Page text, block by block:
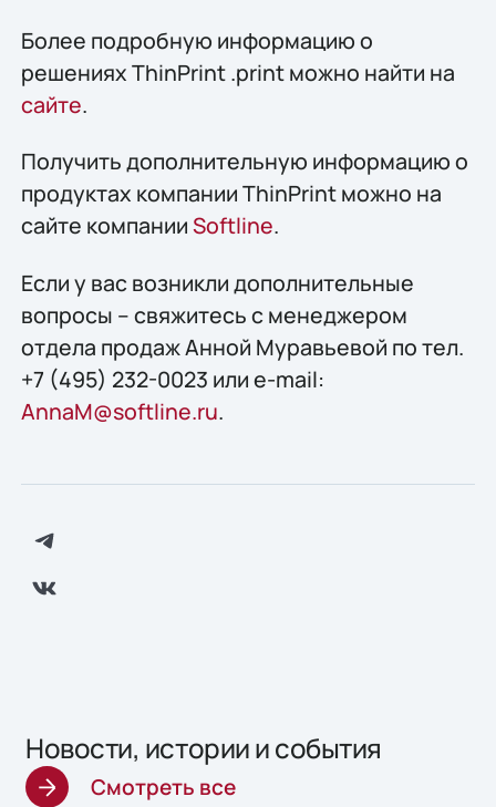
Более подробную информацию о
решениях ThinPrint .print можно найти на
сайте.
Получить дополнительную информацию о
продуктах компании ThinPrint можно на
сайте компанииSoftline.
Если у вас возникли дополнительные
вопросы – свяжитесь с менеджером
отдела продаж Анной Муравьевой по тел.
+7 (495) 232-0023 или e-mail:
AnnaM@softline.ru.
Новости, истории и события
Смотреть все